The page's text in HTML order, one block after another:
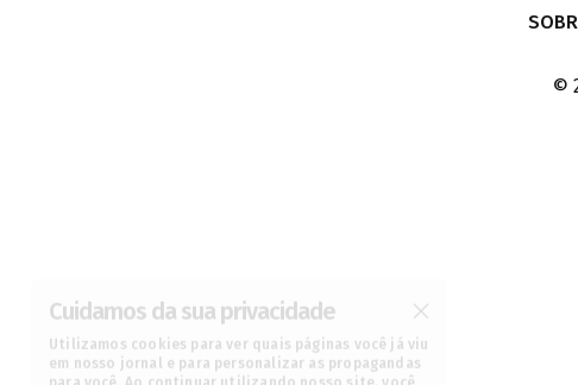
Cuidamos da sua privacidade
Utilizamos cookies para ver quais páginas você já viu
em nosso jornal e para personalizar as propagandas
para você. Ao continuar utilizando nosso site, você
©